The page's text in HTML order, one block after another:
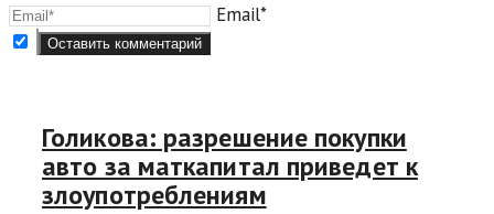
Email*
Голикова: разрешение покупки
авто за маткапитал приведет к
злоупотреблениям